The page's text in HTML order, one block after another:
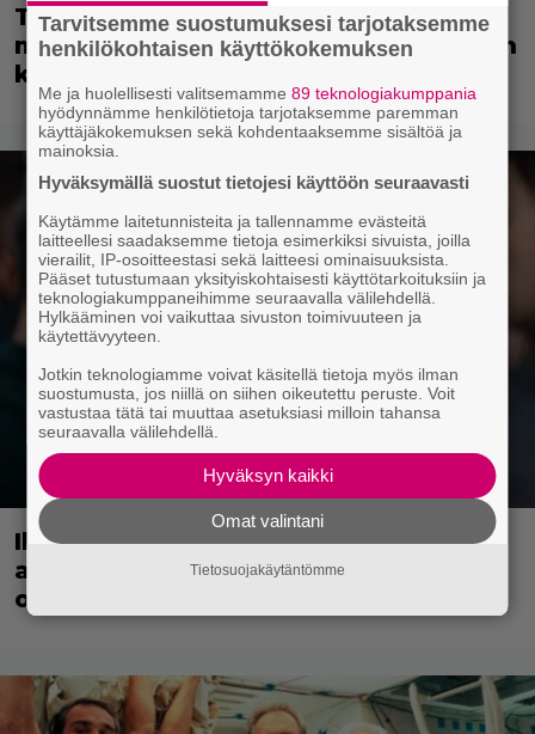
Tänään tv:ssä: Vuoden 2023
megaelokuva luottaa Jason Stathamin
karismaan
Illalla tv:ssä: Suomi-komediaa
arvostetaan myös maailmalla – nyt ei
ole luvassa kevyt reissu!
Tarvitsemme suostumuksesi tarjotaksemme
henkilökohtaisen käyttökokemuksen
Me ja huolellisesti valitsemamme89 teknologiakumppania
hyödynnämme henkilötietoja tarjotaksemme paremman
käyttäjäkokemuksen sekä kohdentaaksemme sisältöä ja
mainoksia.
Hyväksymällä suostut tietojesi käyttöön seuraavasti
Käytämme laitetunnisteita ja tallennamme evästeitä
laitteellesi saadaksemme tietoja esimerkiksi sivuista, joilla
vierailit, IP-osoitteestasi sekä laitteesi ominaisuuksista.
Pääset tutustumaan yksityiskohtaisesti käyttötarkoituksiin ja
teknologiakumppaneihimme seuraavalla välilehdellä.
Hylkääminen voi vaikuttaa sivuston toimivuuteen ja
käytettävyyteen.
Jotkin teknologiamme voivat käsitellä tietoja myös ilman
suostumusta, jos niillä on siihen oikeutettu peruste. Voit
vastustaa tätä tai muuttaa asetuksiasi milloin tahansa
seuraavalla välilehdellä.
Hyväksyn kaikki
Omat valintani
Tietosuojakäytäntömme